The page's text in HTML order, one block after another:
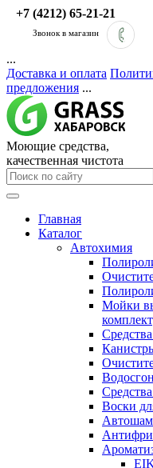
+7 (4212) 65-21-21
Звонок в магазин
...
Доставка и оплата
предложения ...
Моющие средства,
качественная чистота
Главная
Каталог
Автохимия
Мойки
Воски